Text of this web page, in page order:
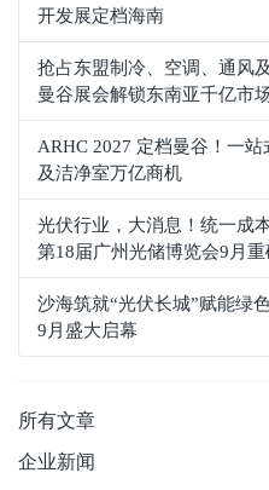
开发展定档海南
抢占东盟制冷、空调、通风
曼谷展会解锁东南亚千亿市
ARHC 2027 定档曼谷！一
及洁净室万亿商机
光伏行业，大消息！统一成
第18届广州光储博览会9月
沙海筑就“光伏长城”赋能绿
9月盛大启幕
所有文章
企业新闻